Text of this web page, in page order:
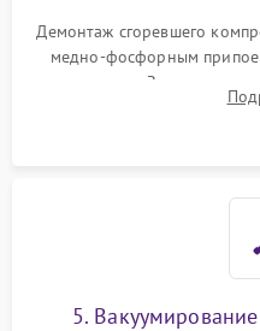
Демонтаж сгоревшего
медно-фосфорным
осушителя. Замена
сломанных заслонок или
5.